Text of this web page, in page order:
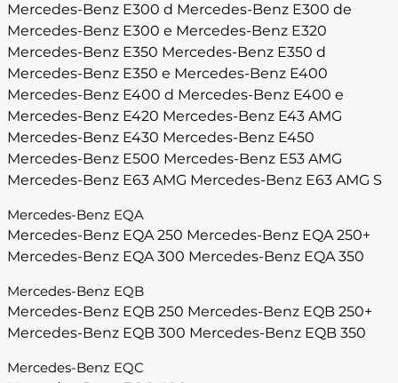
Mercedes-Benz E300 d Mercedes-Benz E300 de
Mercedes-Benz E300 e Mercedes-Benz E320
Mercedes-Benz E350 Mercedes-Benz E350 d
Mercedes-Benz E350 e Mercedes-Benz E400
Mercedes-Benz E400 d Mercedes-Benz E400 e
Mercedes-Benz E420 Mercedes-Benz E43 AMG
Mercedes-Benz E430 Mercedes-Benz E450
Mercedes-Benz E500 Mercedes-Benz E53 AMG
Mercedes-Benz E63 AMG Mercedes-Benz E63 AMG S
Mercedes-Benz EQA
Mercedes-Benz EQA 250 Mercedes-Benz EQA 250+
Mercedes-Benz EQA 300 Mercedes-Benz EQA 350
Mercedes-Benz EQB
Mercedes-Benz EQB 250 Mercedes-Benz EQB 250+
Mercedes-Benz EQB 300 Mercedes-Benz EQB 350
Mercedes-Benz EQC